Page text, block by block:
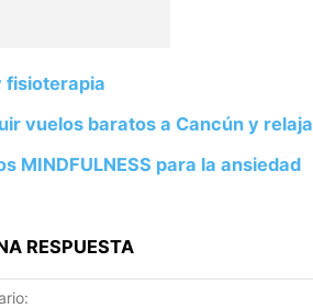
fisioterapia
vuelos baratos a Cancún y
MINDFULNESS para la ansiedad
RESPUESTA